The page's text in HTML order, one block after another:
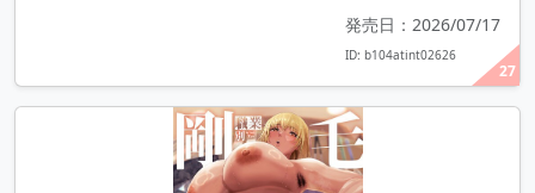
27
発売日：2026/07/17
ID: b104atint02626